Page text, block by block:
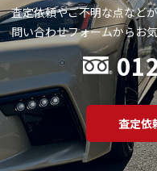
査定依頼やご不明な点など
問い合わせフォームからお
査定依